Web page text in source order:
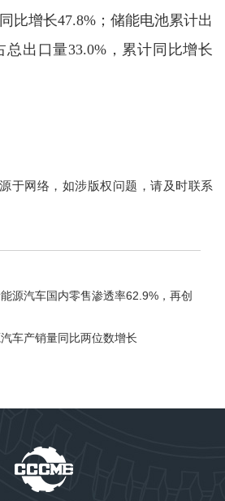
比增长47.8%；储能电池累计出
总出口量33.0%，累计同比增长
于网络，如涉版权问题，请及时联系
源汽车国内零售渗透率62.9%，再创
车产销量同比两位数增长